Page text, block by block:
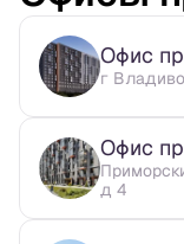
Офис
г
Офис
д 4